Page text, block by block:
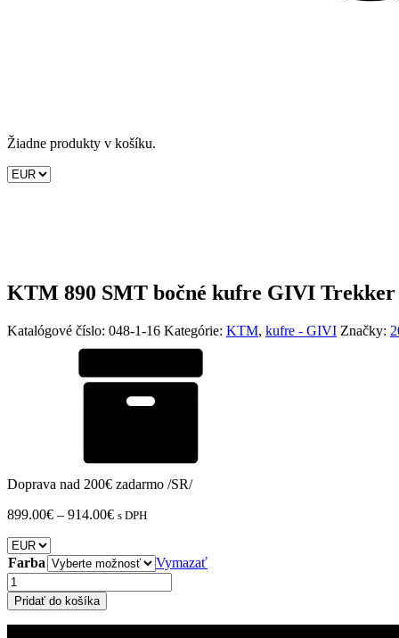
Žiadne produkty v košíku.
KTM 890 SMT bočné kufre GIVI Trekker
Katalógové číslo: 048-1-16 Kategórie: KTM, kufre - GIVI Značky:
Doprava nad 200€ zadarmo /SR/
899.00€ – 914.00€Price
through
914.00€
s DPH
Farba
Vymazať
množstvo
KTM
890
SMT
Pridať do košíka